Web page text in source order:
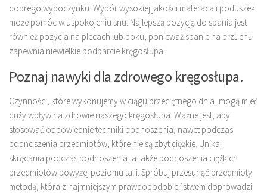
dobrego wypoczynku. Wybór wysokiej jakości materaca i poduszek
może pomóc w uspokojeniu snu. Najlepszą pozycją do spania jest
również pozycja na plecach lub boku, ponieważ spanie na brzuchu
zapewnia niewielkie podparcie kręgosłupa.
Poznaj nawyki dla zdrowego kręgosłupa.
Czynności, które wykonujemy w ciągu przeciętnego dnia, mogą mieć
duży wpływ na zdrowie naszego kręgosłupa. Ważne jest, aby
stosować odpowiednie techniki podnoszenia, nawet podczas
podnoszenia przedmiotów, które nie są zbyt ciężkie. Unikaj
skręcania podczas podnoszenia, a także podnoszenia ciężkich
przedmiotów powyżej poziomu talii. Spróbuj przesunąć przedmioty
metodą, która z najmniejszym prawdopodobieństwem doprowadzi